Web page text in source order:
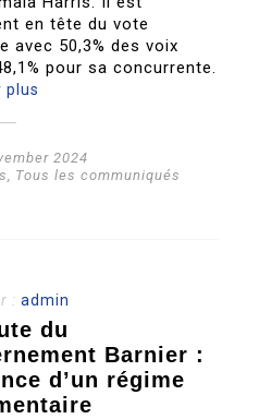
en tête du vote
avec 50,3% des voix
pour sa concurrente.
plus
2024
, Tous les communiqués
:admin
du
Barnier :
d’un régime